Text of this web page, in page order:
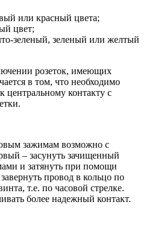
или красный цвета;
цвет;
зеленый, зеленый или желтый
розеток, имеющих
в том, что необходимо
центральному контакту с
зажимам возможно с
– засунуть зачищенный
и затянуть при помощи
провод в кольцо по
т.е. по часовой стрелке.
более надежный контакт.